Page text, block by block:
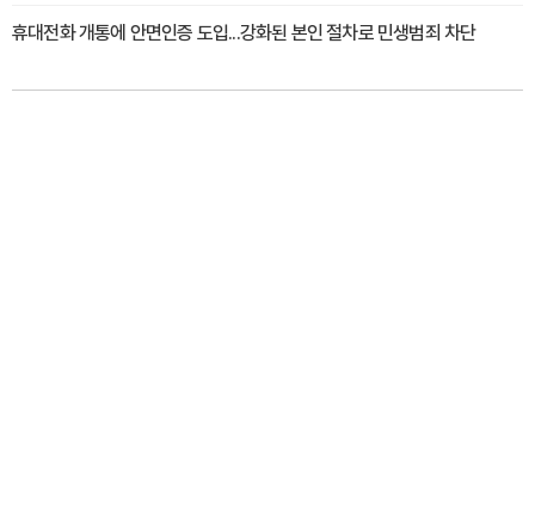
휴대전화 개통에 안면인증 도입...강화된 본인 절차로 민생범죄 차단